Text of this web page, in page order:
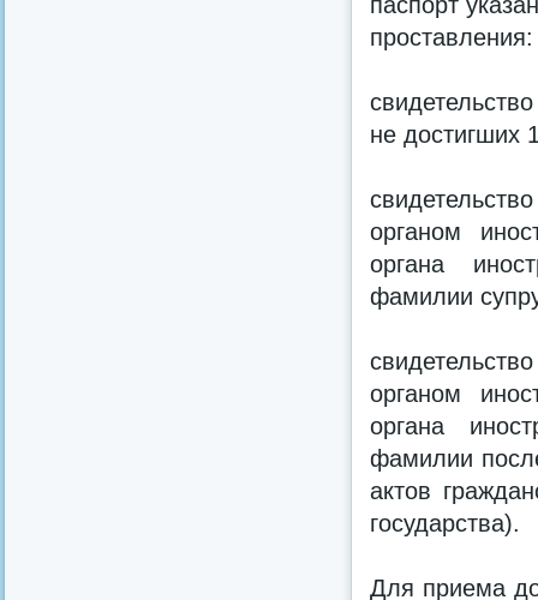
проставления:
не достигших
органом
органа
фамилии
органом
органа
фамилии
актов
государства).
Для приема